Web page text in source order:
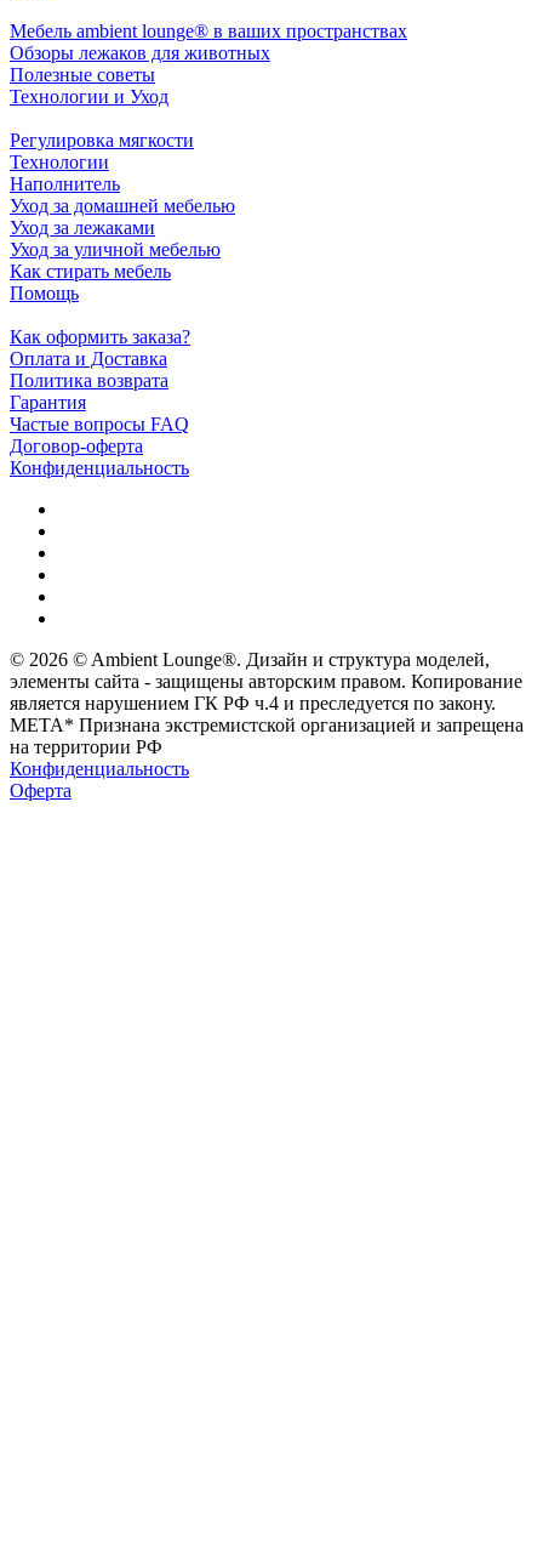
Мебель ambient lounge® в ваших пространствах
Обзоры лежаков для животных
Полезные советы
Технологии и Уход
Регулировка мягкости
Технологии
Наполнитель
Уход за домашней мебелью
Уход за лежаками
Уход за уличной мебелью
Как стирать мебель
Помощь
Как оформить заказа?
Оплата и Доставка
Политика возврата
Гарантия
Частые вопросы FAQ
Договор-оферта
Конфиденциальность
© 2026 © Ambient Lounge®. Дизайн и структура моделей,
элементы сайта - защищены авторским правом. Копирование
является нарушением ГК РФ ч.4 и преследуется по закону.
МЕТА* Признана экстремистской организацией и запрещена
на территории РФ
Конфиденциальность
Оферта